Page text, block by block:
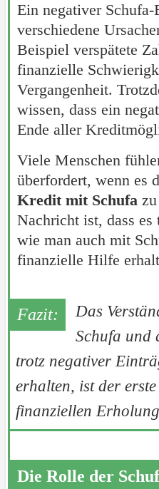
Ein negativer Schufa-
verschiedene
Beispiel verspätete
finanzielle
Vergangenheit.
wissen, dass ein
Ende aller
Viele Menschen
überfordert, wenn es
Kredit mit Schufazu
Nachricht ist, dass es
wie man auch mit
finanzielle Hilfe
Das
Schufa und
trotz negativer
erhalten, ist der
finanziellen
Die Rolle der